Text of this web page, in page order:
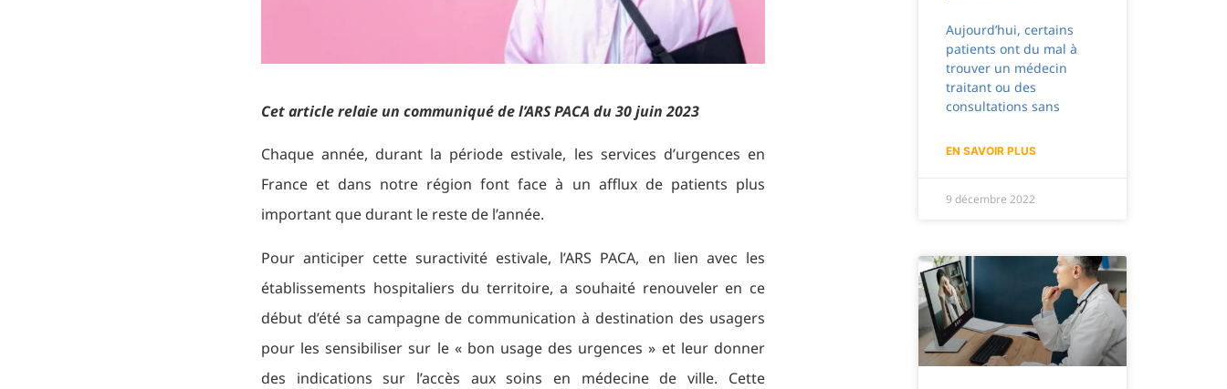
Cet article relaie un communiqué de l’ARS PACA du 30 juin 2023
Chaque année, durant la période estivale, les services d’urgences en
France et dans notre région font face à un afflux de patients plus
important que durant le reste de l’année.
Pour anticiper cette suractivité estivale, l’ARS PACA, en lien avec les
établissements hospitaliers du territoire, a souhaité renouveler en ce
début d’été sa campagne de communication à destination des usagers
pour les sensibiliser sur le « bon usage des urgences » et leur donner
des indications sur l’accès aux soins en médecine de ville. Cette
Aujourd’hui, certains
patients ont du mal à
trouver un médecin
traitant ou des
consultations sans
EN SAVOIR PLUS
9 décembre 2022